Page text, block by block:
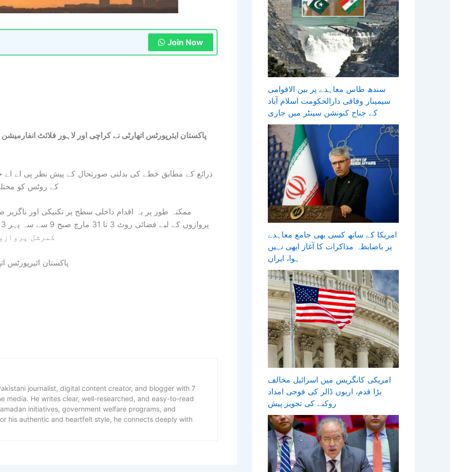
Join Now
پاکستان ایئرپورٹس اتھارٹی نے کراچی اور لاہور فلائٹ
ذرائع کے مطابق خطے کی بدلتی صورتحال کے پیش نظر پی اے اے
کے روٹس کو
ممکنہ طور پر یہ اقدام داخلی سطح پر تکنیکی اور
کمرشل
پاکستان ائیرپورٹس
journalist, digital content creator, and blogger with 7
media. He writes clear, well-researched, and easy-to-read
initiatives, government welfare programs, and
his authentic and heartfelt style, he connects deeply with
سندھ طاس معاہدے پر بین الاقوامی
سیمینار وفاقی دارالحکومت اسلام آباد
کے جناح کنونشن سینٹر میں جاری
امریکا کے ساتھ کسی بھی جامع معاہدے
پر باضابطہ مذاکرات کا آغاز ابھی نہیں
ہوا، ایران
امریکی کانگریس میں اسرائیل مخالف
بڑا قدم، اربوں ڈالر کی فوجی امداد
روکنے کی تجویز پیش